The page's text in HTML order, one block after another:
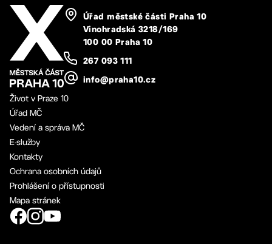
Úřad městské části Praha 10
Vinohradská 3218/169
100 00 Praha 10
267 093 111
info@praha10.cz
Život v Praze 10
Úřad MČ
Vedení a správa MČ
E-služby
Kontakty
Ochrana osobních údajů
Prohlášení o přístupnosti
Mapa stránek